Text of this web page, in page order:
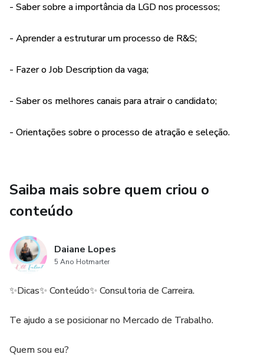
- Saber sobre a importância da LGD nos processos;
- Aprender a estruturar um processo de R&S;
- Fazer o Job Description da vaga;
- Saber os melhores canais para atrair o candidato;
- Orientações sobre o processo de atração e seleção.
Saiba mais sobre quem criou o
conteúdo
Daiane Lopes
5 Ano Hotmarter
✨Dicas✨ Conteúdo✨ Consultoria de Carreira.
Te ajudo a se posicionar no Mercado de Trabalho.
Quem sou eu?